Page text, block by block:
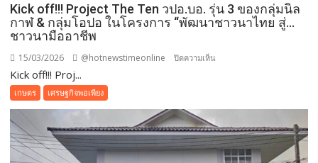
Kick off!!! Project The Ten วปอ.บอ. รุ่น 3 ของกลุ่มนิล
กาฬ & กลุ่มโอปอ ในโครงการ “พัฒนาชาวนาไทย สู่…
ชาวนามืออาชีพ
15/03/2026 @hotnewstimeonline ปิดความเห็น
Ten
วปอ.บอ.
Kick off!!! Proj...
เกษตร เศรษฐกิจพอเพียง